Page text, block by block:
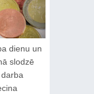
dienu un
slodzē